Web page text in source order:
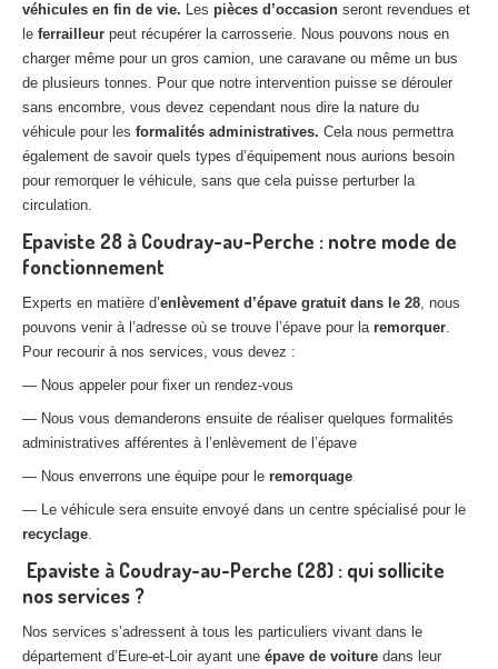
véhicules en fin de vie. Les pièces d’occasion seront revendues et
le ferrailleur peut récupérer la carrosserie. Nous pouvons nous en
charger même pour un gros camion, une caravane ou même un bus
de plusieurs tonnes. Pour que notre intervention puisse se dérouler
sans encombre, vous devez cependant nous dire la nature du
véhicule pour les formalités administratives. Cela nous permettra
également de savoir quels types d’équipement nous aurions besoin
pour remorquer le véhicule, sans que cela puisse perturber la
circulation.
Epaviste 28 à Coudray-au-Perche : notre mode de
fonctionnement
Experts en matière d’enlèvement d’épave gratuit dans le 28, nous
pouvons venir à l’adresse où se trouve l’épave pour la remorquer.
Pour recourir à nos services, vous devez :
— Nous appeler pour fixer un rendez-vous
— Nous vous demanderons ensuite de réaliser quelques formalités
administratives afférentes à l’enlèvement de l’épave
— Nous enverrons une équipe pour le remorquage
— Le véhicule sera ensuite envoyé dans un centre spécialisé pour le
recyclage.
Epaviste à Coudray-au-Perche (28) : qui sollicite
nos services ?
Nos services s’adressent à tous les particuliers vivant dans le
département d’Eure-et-Loir ayant une épave de voiture dans leur